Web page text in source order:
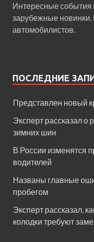
Интересные события
зарубежные
автомобилистов.
ПОСЛЕДНИЕ
Представлен новый
Эксперт рассказал о
зимних шин
В России изменятся
водителей
Названы главные
пробегом
Эксперт рассказал,
колодки требуют